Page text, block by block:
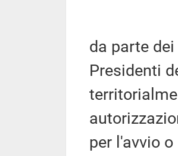
da parte
Presidenti
per l'avvio